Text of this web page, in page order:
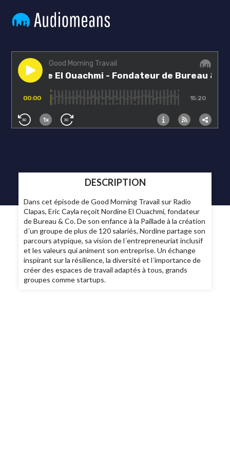
DESCRIPTION
Dans cet épisode de Good Morning Travail sur Radio
Clapas, Eric Cayla reçoit Nordine El Ouachmi, fondateur
de Bureau & Co. De son enfance à la Paillade à la création
d´un groupe de plus de 120 salariés, Nordine partage son
parcours atypique, sa vision de l´entrepreneuriat inclusif
et les valeurs qui animent son entreprise. Un échange
inspirant sur la résilience, la diversité et l´importance de
créer des espaces de travail adaptés à tous, grands
groupes comme startups.